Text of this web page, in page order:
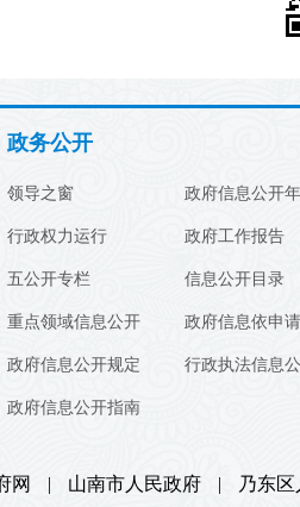
政务公开
领导之窗
行政权力运行
五公开专栏
重点领域信息公开
政府信息公开规定
政府信息公开指南
政府信息公开
政府工作报告
信息公开目录
政府信息依申
行政执法信息
网 | 山南市人民政府 | 乃东